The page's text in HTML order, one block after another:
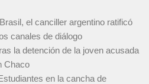
el canciller argentino ratificó
canales de diálogo
la detención de la joven acusada
Chaco
en la cancha de